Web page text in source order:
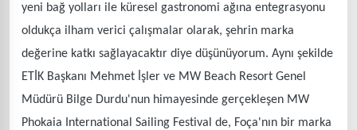
yeni bağ yolları ile küresel gastronomi ağına entegrasyonu
oldukça ilham verici çalışmalar olarak, şehrin marka
değerine katkı sağlayacaktır diye düşünüyorum. Aynı şekilde
ETİK Başkanı Mehmet İşler ve MW Beach Resort Genel
Müdürü Bilge Durdu'nun himayesinde gerçekleşen MW
Phokaia International Sailing Festival de, Foça'nın bir marka